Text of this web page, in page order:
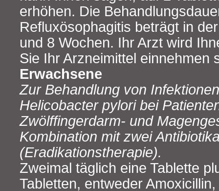
erhöhen. Die
Refluxösophagitis beträgt in
und 8 Wochen. Ihr Arzt wird
Sie Ihr Arzneimittel einnehmen
Erwachsene
Zur Behandlung von
Helicobacter pylori bei
Zwölffingerdarm- und
Kombination mit zwei
(Eradikationstherapie).
Zweimal täglich eine Tablette
Tabletten, entweder